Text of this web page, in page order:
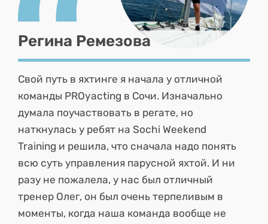
Регина Ремезова
Свой путь в яхтинге я начала у отличной
команды PROyacting в Сочи. Изначально
думала поучаствовать в регате, но
наткнулась у ребят на Sochi Weekend
Training и решила, что сначала надо понять
всю суть управления парусной яхтой. И ни
разу не пожалела, у нас был отличный
тренер Олег, он был очень терпеливым в
моменты, когда наша команда вообще не